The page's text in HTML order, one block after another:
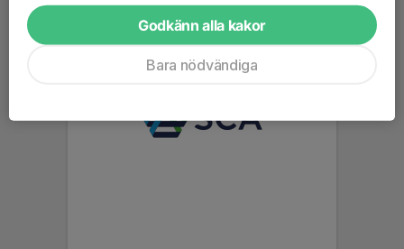
Godkänn alla kakor
Bara nödvändiga